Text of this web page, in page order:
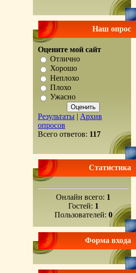
Наш опрос
Оцените мой сайт
Отлично
Хорошо
Неплохо
Плохо
Ужасно
Результаты | Архив
опросов
Всего ответов: 117
Статистика
Онлайн всего: 1
Гостей: 1
Пользователей: 0
Форма входа